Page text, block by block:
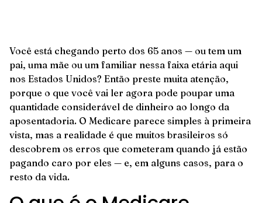
Você está chegando perto dos 65 anos — ou tem um
pai, uma mãe ou um familiar nessa faixa etária aqui
nos Estados Unidos? Então preste muita atenção,
porque o que você vai ler agora pode poupar uma
quantidade considerável de dinheiro ao longo da
aposentadoria. O Medicare parece simples à primeira
vista, mas a realidade é que muitos brasileiros só
descobrem os erros que cometeram quando já estão
pagando caro por eles — e, em alguns casos, para o
resto da vida.